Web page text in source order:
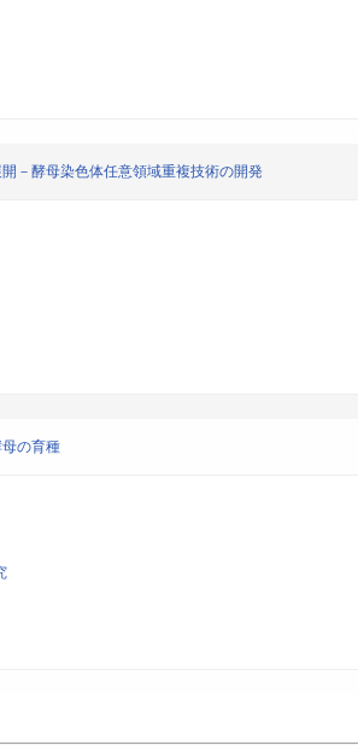
－酵母染色体任意領域重複技術の開発
の育種